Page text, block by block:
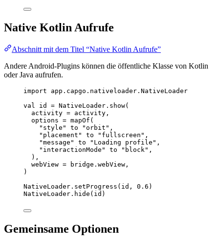
Native Kotlin Aufrufe
Abschnitt mit dem Titel “Native Kotlin Aufrufe”
Andere Android-Plugins können die öffentliche Klasse von Kotlin
oder Java aufrufen.
import
app.capgo.nativeloader.NativeLoader
val id = NativeLoader. show(
activity = activity,
options = mapOf (
"style"
to "orbit" ,
"placement"
to "fullscreen" ,
"message"
to "Loading profile" ,
"interactionMode"
to "block" ,
),
webView = bridge.webView,
)
NativeLoader. setProgress (id, 0.6 )
NativeLoader. hide (id)
Gemeinsame Optionen